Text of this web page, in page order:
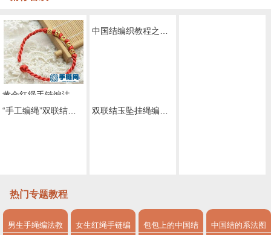
热门专题教程
男生手绳编法教 女生红绳手链编 包包上的中国结 中国结的系法图